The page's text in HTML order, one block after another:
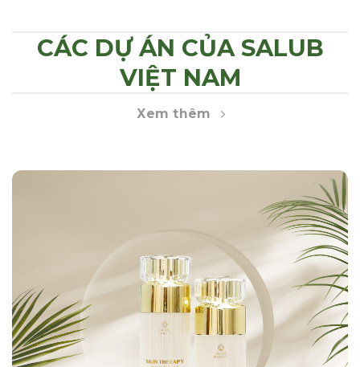
CÁC DỰ ÁN CỦA SALUB
VIỆT NAM
Xem thêm